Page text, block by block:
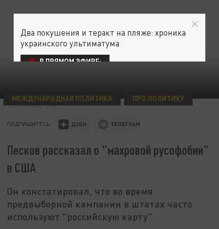
МЕЖДУНАРОДНАЯ ПОЛИТИКА ПРО ПОЛИТИКУ
14 СЕНТЯБРЯ 14:39
ПОДПИШИТЕСЬ:
Песков рассказал о "махровой русофобии"
в США
Он констатировал, что во время
предвыборной кампании в штатах часто
используют "российскую карту"
Два покушения и теракт на пляже: хроника
украинского ультиматума
В ПРЯМОМ ЭФИРЕ: